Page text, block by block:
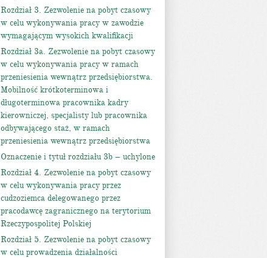
Rozdział 3. Zezwolenie na pobyt czasowy
w celu wykonywania pracy w zawodzie
wymagającym wysokich kwalifikacji
Rozdział 3a. Zezwolenie na pobyt czasowy
w celu wykonywania pracy w ramach
przeniesienia wewnątrz przedsiębiorstwa.
Mobilność krótkoterminowa i
długoterminowa pracownika kadry
kierowniczej, specjalisty lub pracownika
odbywającego staż, w ramach
przeniesienia wewnątrz przedsiębiorstwa
Oznaczenie i tytuł rozdziału 3b – uchylone
Rozdział 4. Zezwolenie na pobyt czasowy
w celu wykonywania pracy przez
cudzoziemca delegowanego przez
pracodawcę zagranicznego na terytorium
Rzeczypospolitej Polskiej
Rozdział 5. Zezwolenie na pobyt czasowy
w celu prowadzenia działalności